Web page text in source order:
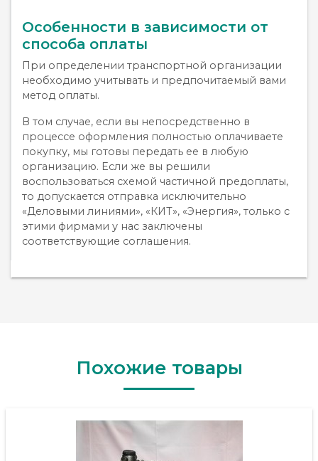
Особенности в зависимости от
способа оплаты
При определении транспортной организации
необходимо учитывать и предпочитаемый вами
метод оплаты.
В том случае, если вы непосредственно в
процессе оформления полностью оплачиваете
покупку, мы готовы передать ее в любую
организацию. Если же вы решили
воспользоваться схемой частичной предоплаты,
то допускается отправка исключительно
«Деловыми линиями», «КИТ», «Энергия», только с
этими фирмами у нас заключены
соответствующие соглашения.
Похожие товары